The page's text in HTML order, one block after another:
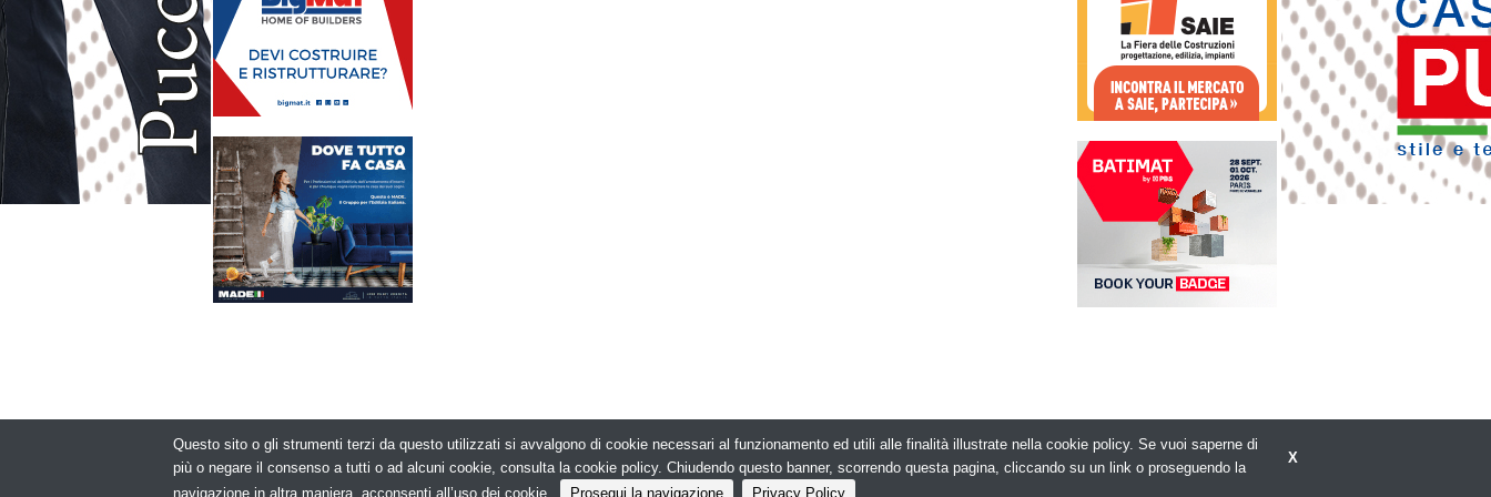
© Copyright 2026. Edilizia in Rete - N.ro Iscrizione ROC 5836 -Privacy policy X
Questo sito o gli strumenti terzi da questo utilizzati si avvalgono di cookie necessari al funzionamento ed utili alle finalità illustrate nella cookie policy. Se vuoi saperne di
più o negare il consenso a tutti o ad alcuni cookie, consulta la cookie policy. Chiudendo questo banner, scorrendo questa pagina, cliccando su un link o proseguendo la
navigazione in altra maniera, acconsenti all’uso dei cookie.
Prosegui la navigazione Privacy Policy